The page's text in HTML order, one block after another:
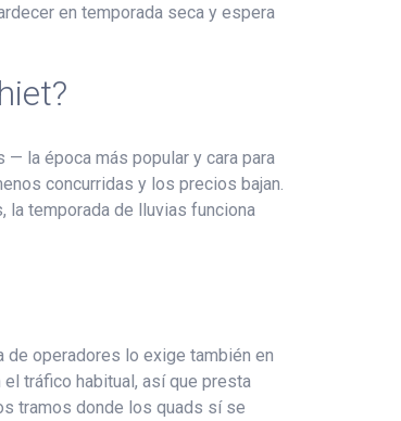
en temporada seca y espera
la época más popular y cara para
concurridas y los precios bajan.
temporada de lluvias funciona
de operadores lo exige también en
tráfico habitual, así que presta
tramos donde los quads sí se